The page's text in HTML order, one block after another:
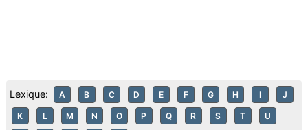
Lexique: A B C D E F G H I J
K L M N O P Q R S T U